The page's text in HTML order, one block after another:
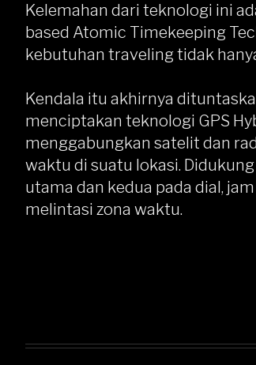
Kelemahan dari teknologi ini
based Atomic Timekeeping
kebutuhan traveling tidak
Kendala itu akhirnya
menciptakan teknologi GPS
menggabungkan satelit dan
waktu di suatu lokasi.
utama dan kedua pada dial,
melintasi zona waktu.